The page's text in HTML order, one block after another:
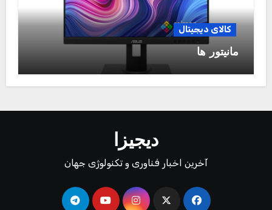
کالای دیجیتال
مانیتور ها
دیجیزا
آخرین اخبار فناوری و تکنولوژی جهان